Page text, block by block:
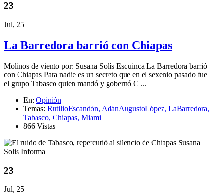
23
Jul, 25
La Barredora barrió con Chiapas
Molinos de viento por: Susana Solís Esquinca La Barredora barrió
con Chiapas Para nadie es un secreto que en el sexenio pasado fue
el grupo Tabasco quien mandó y gobernó C ...
En: Opinión
Temas: RutilioEscandón, AdánAugustoLópez, LaBarredora,
Tabasco, Chiapas, Miami
866 Vistas
23
Jul, 25